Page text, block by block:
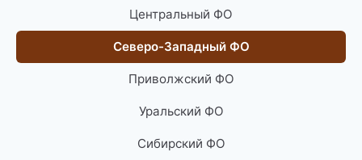
Центральный ФО
Северо-Западный ФО
Приволжский ФО
Уральский ФО
Сибирский ФО